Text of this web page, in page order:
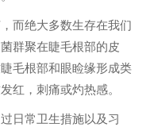
而绝大多数生存在我们
群聚在睫毛根部的皮
毛根部和眼睑缘形成类
红，刺痛或灼热感。
日常卫生措施以及习